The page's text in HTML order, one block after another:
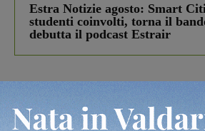
Estra Notizie agosto: Smart
studenti coinvolti, torna il
debutta il podcast Estrair
Più lette